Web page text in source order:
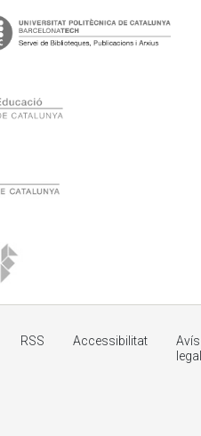
RSS Accessibilitat
Avís
legal